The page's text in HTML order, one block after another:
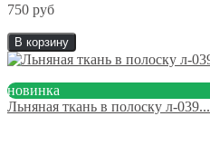
750 руб
В корзину
новинка
Льняная ткань в полоску л-039...